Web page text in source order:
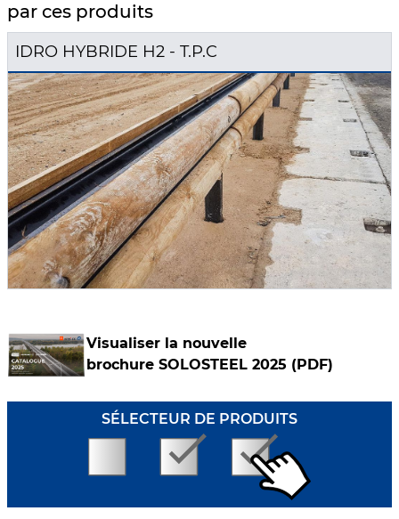
par ces produits
IDRO HYBRIDE H2 - T.P.C
Visualiser la nouvelle
brochure SOLOSTEEL 2025 (PDF)
SÉLECTEUR DE PRODUITS